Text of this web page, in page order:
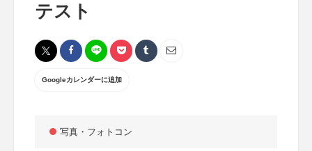
テスト
Googleカレンダーに追加
写真・フォトコン